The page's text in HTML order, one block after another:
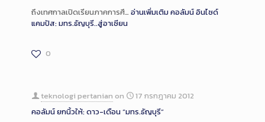
ถึงเทศกาลเปิดเรียนภาคการศึ… อ่านเพิ่มเติมคอลัมน์ อินไซด์
แคมปัส: มทร.ธัญบุรี..สู่อาเซียน
0
teknologi pertanian on
17 กรกฎาคม 2012
คอลัมน์ ยกนิ้วให้: ดาว-เดือน “มทร.ธัญบุรี”